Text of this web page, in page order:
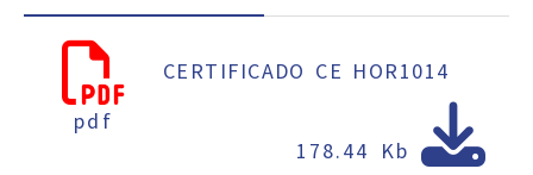
pdf
CERTIFICADO CE HOR1014
178.44 Kb